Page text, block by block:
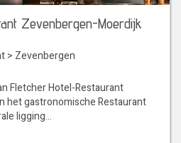
Zevenbergen-Moerdijk
> Zevenbergen
Fletcher Hotel-Restaurant
het gastronomische Restaurant
ligging…